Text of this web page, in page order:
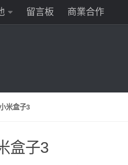
留言板 商業合作
米盒子3
盒子3